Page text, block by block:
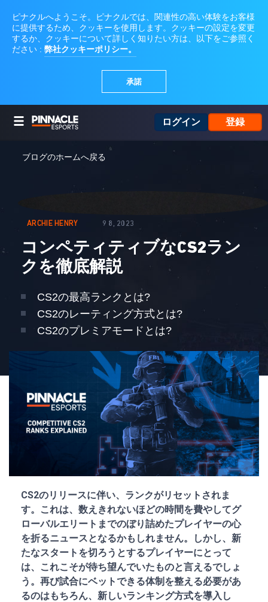
ログイン 登録
ブログのホームへ戻る
ARCHIE HENRY 9 8, 2023
コンペティティブなCS2ラン
クを徹底解説
CS2の最高ランクとは?
CS2のレーティング方式とは?
CS2のプレミアモードとは?
CS2のリリースに伴い、ランクがリセットされま
す。これは、数えきれないほどの時間を費やしてグ
ローバルエリートまでのぼり詰めたプレイヤーの心
を折るニュースとなるかもしれません。しかし、新
たなスタートを切ろうとするプレイヤーにとって
は、これこそが待ち望んでいたものと言えるでしょ
う。再び試合にベットできる体制を整える必要があ
るのはもちろん、新しいランキング方式を導入し